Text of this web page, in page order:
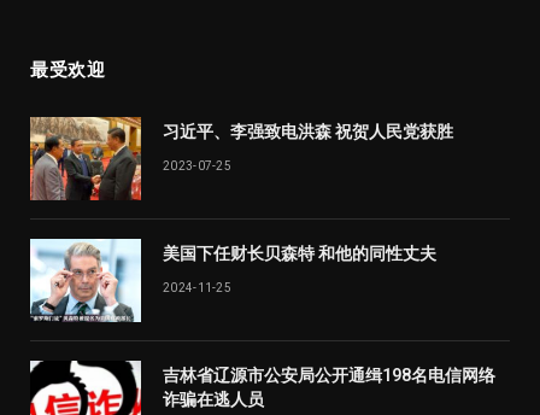
最受欢迎
习近平、李强致电洪森 祝贺人民党获胜
2023-07-25
美国下任财长贝森特 和他的同性丈夫
2024-11-25
吉林省辽源市公安局公开通缉198名电信网络
诈骗在逃人员